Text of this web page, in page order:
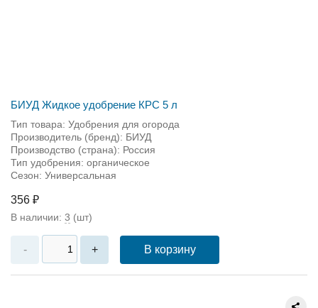
БИУД Жидкое удобрение КРС 5 л
Тип товара: Удобрения для огорода
Производитель (бренд): БИУД
Производство (страна): Россия
Тип удобрения: органическое
Сезон: Универсальная
356 ₽
В наличии: 3 (шт)
- + В корзину